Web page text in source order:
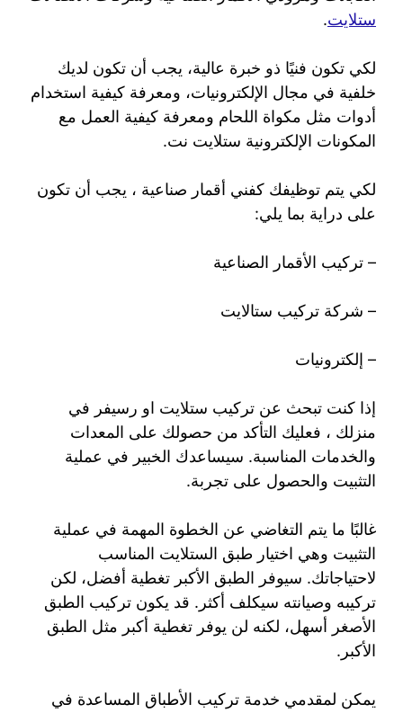
ستلايت.
لكي تكون فنيًا ذو خبرة عالية، يجب أن تكون لديك
خلفية في مجال الإلكترونيات، ومعرفة كيفية استخدام
أدوات مثل مكواة اللحام ومعرفة كيفية العمل مع
المكونات الإلكترونية ستلايت نت.
لكي يتم توظيفك كفني أقمار صناعية ، يجب أن تكون
على دراية بما يلي:
– تركيب الأقمار الصناعية
– شركة تركيب ستالايت
– إلكترونيات
إذا كنت تبحث عن تركيب ستلايت او رسيفر في
منزلك ، فعليك التأكد من حصولك على المعدات
والخدمات المناسبة. سيساعدك الخبير في عملية
التثبيت والحصول على تجربة.
غالبًا ما يتم التغاضي عن الخطوة المهمة في عملية
التثبيت وهي اختيار طبق الستلايت المناسب
لاحتياجاتك. سيوفر الطبق الأكبر تغطية أفضل، لكن
تركيبه وصيانته سيكلف أكثر. قد يكون تركيب الطبق
الأصغر أسهل، لكنه لن يوفر تغطية أكبر مثل الطبق
الأكبر.
يمكن لمقدمي خدمة تركيب الأطباق المساعدة في